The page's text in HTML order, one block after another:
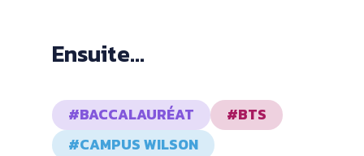
Ensuite...
#BACCALAURÉAT
#BTS
#CAMPUS WILSON